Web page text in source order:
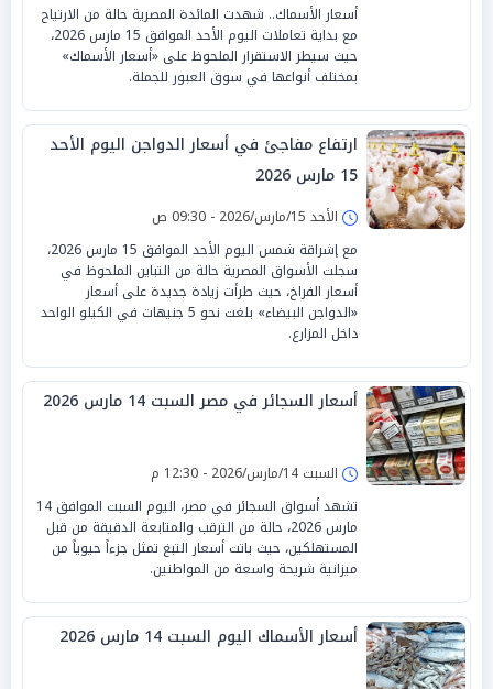
أسعار الأسماك.. شهدت المائدة المصرية حالة من الارتياح
مع بداية تعاملات اليوم الأحد الموافق 15 مارس 2026،
حيث سيطر الاستقرار الملحوظ على «أسعار الأسماك»
بمختلف أنواعها في سوق العبور للجملة.
ارتفاع مفاجئ في أسعار الدواجن اليوم الأحد
15 مارس 2026
الأحد 15/مارس/2026 - 09:30 ص
مع إشراقة شمس اليوم الأحد الموافق 15 مارس 2026،
سجلت الأسواق المصرية حالة من التباين الملحوظ في
أسعار الفراخ، حيث طرأت زيادة جديدة على أسعار
«الدواجن البيضاء» بلغت نحو 5 جنيهات في الكيلو الواحد
داخل المزارع.
أسعار السجائر في مصر السبت 14 مارس 2026
السبت 14/مارس/2026 - 12:30 م
تشهد أسواق السجائر في مصر، اليوم السبت الموافق 14
مارس 2026، حالة من الترقب والمتابعة الدقيقة من قبل
المستهلكين، حيث باتت أسعار التبغ تمثل جزءاً حيوياً من
ميزانية شريحة واسعة من المواطنين.
أسعار الأسماك اليوم السبت 14 مارس 2026